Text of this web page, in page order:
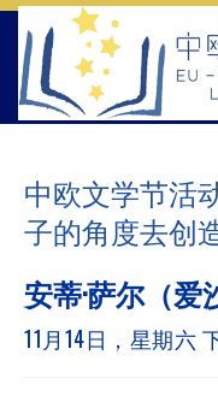
Skip
content
中欧文学节活
子的角度去创
安蒂·萨尔（
11月14日，星期六